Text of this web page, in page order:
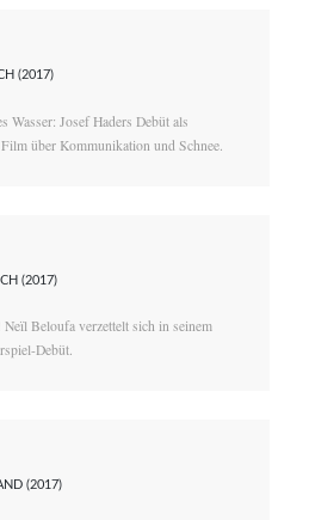
(2017)
Wasser: Josef Haders Debüt als
über Kommunikation und Schnee.
(2017)
Beloufa verzettelt sich in seinem
Debüt.
(2017)